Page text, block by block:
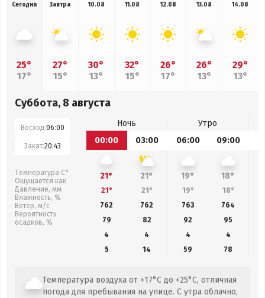
Сегодня
25°
17°
Завтра
27°
15°
10.08
30°
13°
11.08
32°
15°
12.08
26°
17°
13.08
26°
13°
14.08
29°
13°
Суббота, 8 августа
Восход:06:00
Закат:20:43
Температура С°
Ощущается как
Давление, мм
Влажность, %
Ветер, м/с
Вероятность
осадков, %
Ночь
Утро
00:00
03:00 06:00 09:00
21° 21° 19° 18°
21° 21° 19° 18°
762
762 763 764
79
82 92 95
4
4 4
4
5
14 59 78
Температура воздуха от +17°C до +25°C, отличная
погода для пребывания на улице. С утра облачно,